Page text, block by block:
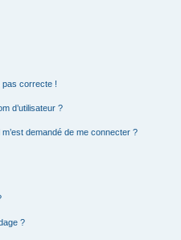
pas correcte !
d’utilisateur ?
demandé de me connecter ?
?